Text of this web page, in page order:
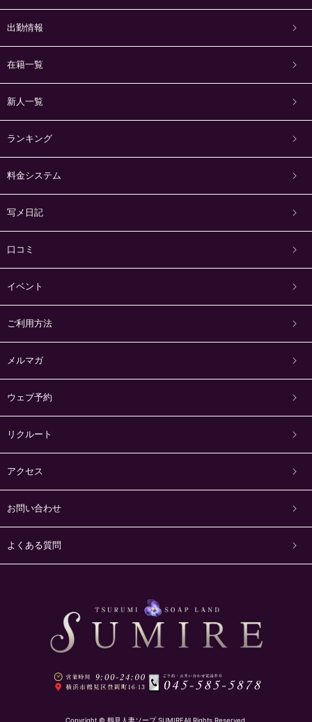
出勤情報
在籍一覧
新人一覧
ランキング
料金システム
写メ日記
口コミ
イベント
ご利用方法
メルマガ
ウェブ予約
リクルート
アクセス
お問い合わせ
よくある質問
Copyright © 鶴見人妻ソープ SUMIREAll Rights Reserved.